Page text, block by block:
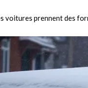
voitures prennent des